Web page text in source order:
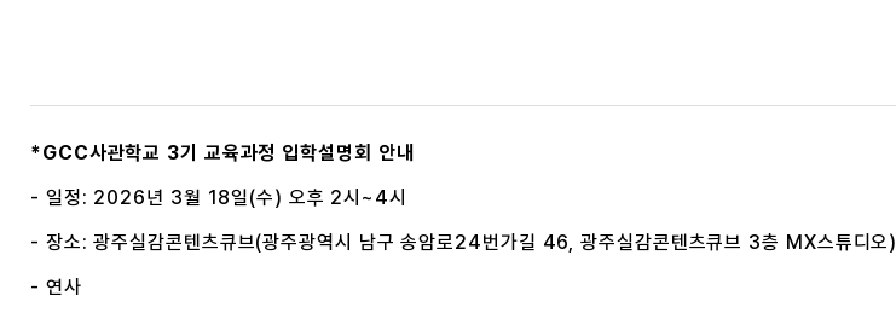
*GCC사관학교 3기 교육과정 입학설명회 안내
- 일정: 2026년 3월 18일(수) 오후 2시~4시
- 장소: 광주실감콘텐츠큐브(광주광역시 남구 송암로24번가길 46, 광주실감콘텐츠큐브 3층 MX스튜디오)
- 연사